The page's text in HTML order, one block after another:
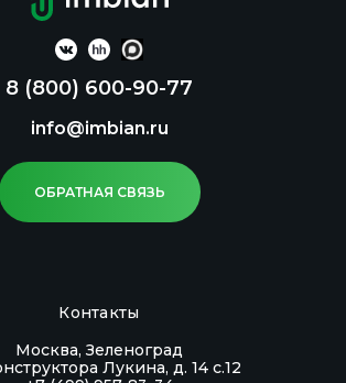
8 (800) 600-90-77
info@imbian.ru
ОБРАТНАЯ СВЯЗЬ
Контакты
Москва, Зеленоград
Лукина, д. 14 с.12